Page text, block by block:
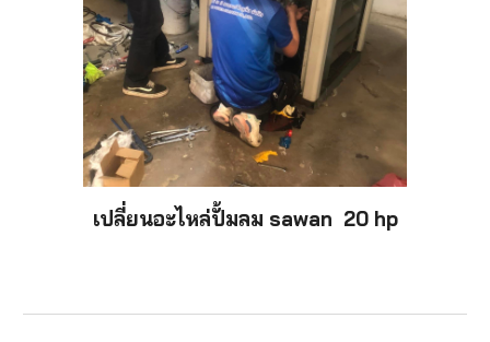
เปลี่ยนอะไหล่ปั้มลม sawan 20 hp